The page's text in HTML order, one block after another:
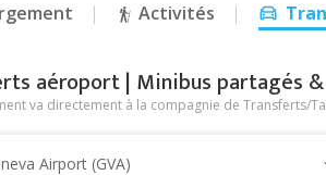
Activités
aéroport | Minibus partagés
va directement à la compagnie de Transferts/
Airport (GVA)